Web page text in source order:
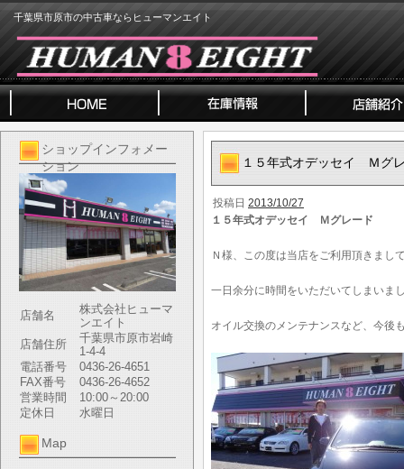
千葉県市原市の中古車ならヒューマンエイト
ショップインフォメー
ション
店舗名
株式会社ヒューマ
ンエイト
店舗住所
千葉県市原市岩崎
1-4-4
電話番号
0436-26-4651
FAX番号
0436-26-4652
営業時間
10:00～20:00
定休日
水曜日
Map
１５年式オデッセイ Ｍグ
投稿日 2013/10/27
１５年式オデッセイ Ｍグレード
Ｎ様、この度は当店をご利用頂きまし
一日余分に時間をいただいてしまいま
オイル交換のメンテナンスなど、今後